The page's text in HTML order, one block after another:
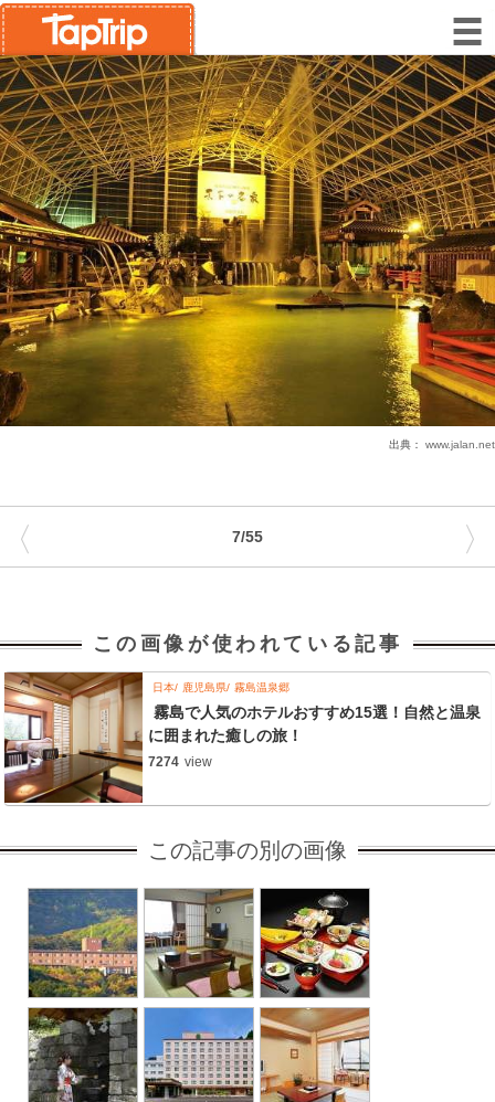
出典： www.jalan.net
7/55
〈 〉
この画像が使われている記事
日本 鹿児島県 霧島温泉郷
霧島で人気のホテルおすすめ15選！自然と温泉
に囲まれた癒しの旅！
7274 view
この記事の別の画像